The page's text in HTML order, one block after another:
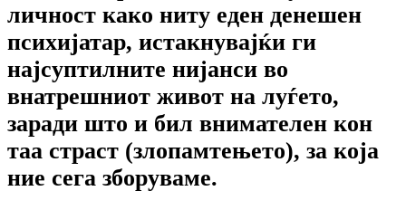
личност како ниту еден денешен
психијатар, истакнувајќи ги
најсуптилните нијанси во
внатрешниот живот на луѓето,
заради што и бил внимателен кон
таа страст (злопамтењето), за која
ние сега зборуваме.